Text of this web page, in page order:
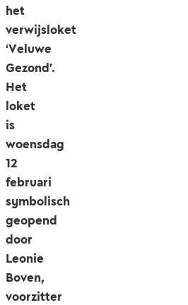
het
verwijsloket
‘Veluwe
Gezond’.
Het
loket
is
woensdag
12
februari
symbolisch
geopend
door
Leonie
Boven,
voorzitter